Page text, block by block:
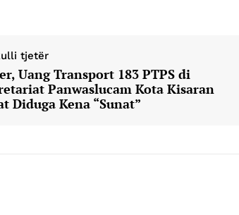
Company
tjetër
Uang Transport 183 PTPS di
Panwaslucam Kota Kisaran
Diduga Kena “Sunat”